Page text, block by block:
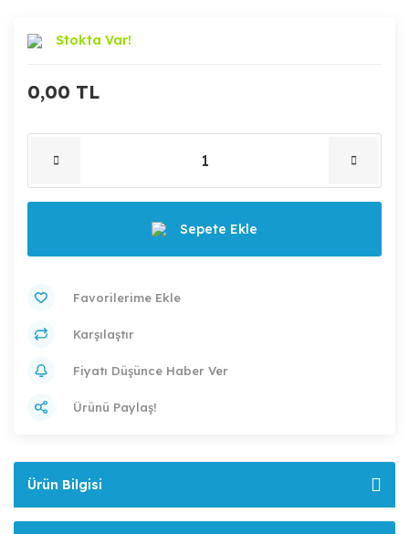
Stokta Var!
0,00 TL
Sepete Ekle
Karşılaştır
Fiyatı Düşünce Haber Ver
Ürünü Paylaş!
Ürün Bilgisi